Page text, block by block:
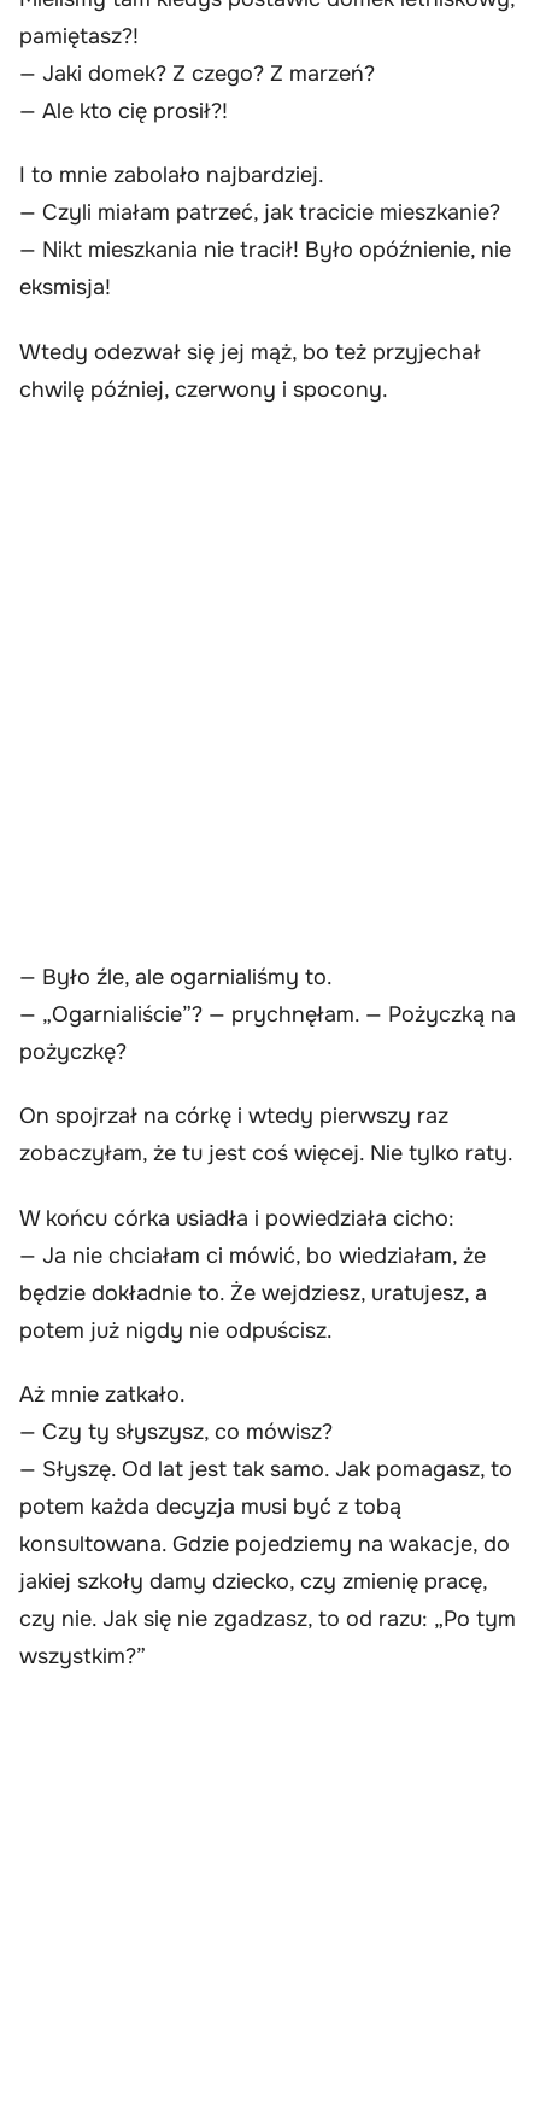
pamiętasz?!
— Jaki domek? Z czego? Z marzeń?
— Ale kto cię prosił?!
I to mnie zabolało najbardziej.
— Czyli miałam patrzeć, jak tracicie mieszkanie?
— Nikt mieszkania nie tracił! Było opóźnienie, nie
eksmisja!
Wtedy odezwał się jej mąż, bo też przyjechał
chwilę później, czerwony i spocony.
— Było źle, ale ogarnialiśmy to.
— „Ogarnialiście”? — prychnęłam. — Pożyczką na
pożyczkę?
On spojrzał na córkę i wtedy pierwszy raz
zobaczyłam, że tu jest coś więcej. Nie tylko raty.
W końcu córka usiadła i powiedziała cicho:
— Ja nie chciałam ci mówić, bo wiedziałam, że
będzie dokładnie to. Że wejdziesz, uratujesz, a
potem już nigdy nie odpuścisz.
Aż mnie zatkało.
— Czy ty słyszysz, co mówisz?
— Słyszę. Od lat jest tak samo. Jak pomagasz, to
potem każda decyzja musi być z tobą
konsultowana. Gdzie pojedziemy na wakacje, do
jakiej szkoły damy dziecko, czy zmienię pracę,
czy nie. Jak się nie zgadzasz, to od razu: „Po tym
wszystkim?”